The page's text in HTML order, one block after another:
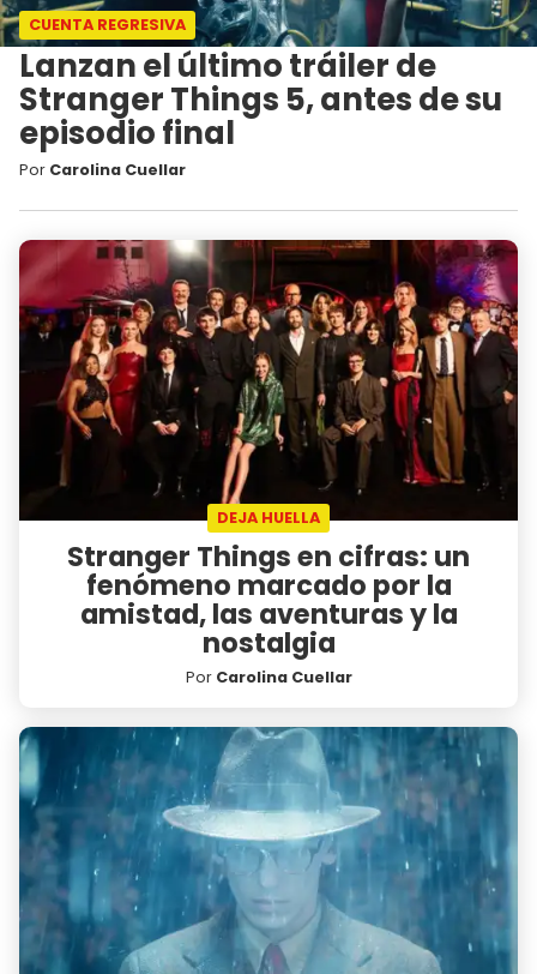
CUENTA REGRESIVA
Lanzan el último tráiler de
Stranger Things 5, antes de su
episodio final
Por Carolina Cuellar
DEJA HUELLA
Stranger Things en cifras: un
fenómeno marcado por la
amistad, las aventuras y la
nostalgia
Por Carolina Cuellar